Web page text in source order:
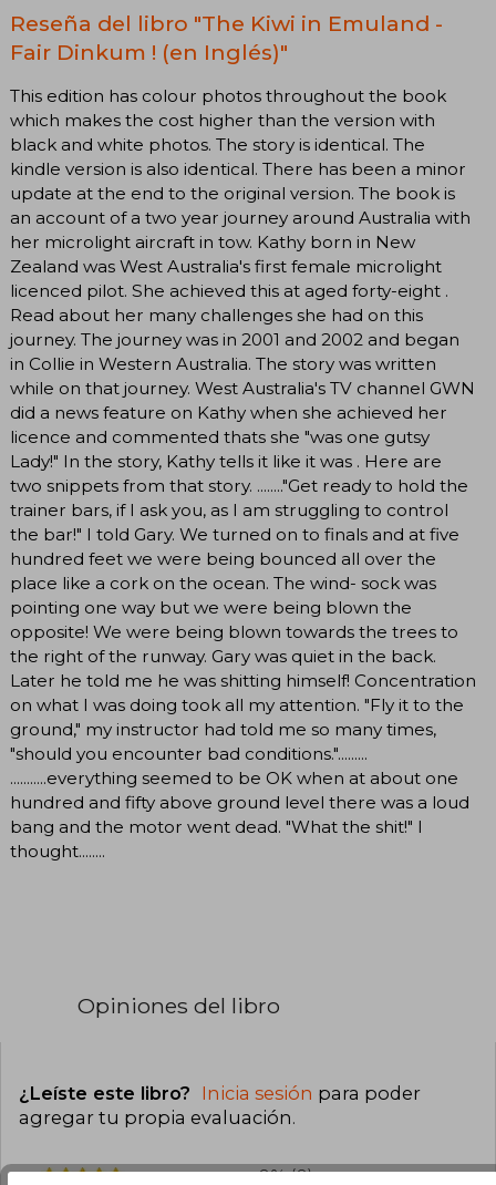
Reseña del libro "The Kiwi in Emuland -
Fair Dinkum ! (en Inglés)"
This edition has colour photos throughout the book
which makes the cost higher than the version with
black and white photos. The story is identical. The
kindle version is also identical. There has been a minor
update at the end to the original version. The book is
an account of a two year journey around Australia with
her microlight aircraft in tow. Kathy born in New
Zealand was West Australia's first female microlight
licenced pilot. She achieved this at aged forty-eight .
Read about her many challenges she had on this
journey. The journey was in 2001 and 2002 and began
in Collie in Western Australia. The story was written
while on that journey. West Australia's TV channel GWN
did a news feature on Kathy when she achieved her
licence and commented thats she "was one gutsy
Lady!" In the story, Kathy tells it like it was . Here are
two snippets from that story. ........"Get ready to hold the
trainer bars, if I ask you, as I am struggling to control
the bar!" I told Gary. We turned on to finals and at five
hundred feet we were being bounced all over the
place like a cork on the ocean. The wind- sock was
pointing one way but we were being blown the
opposite! We were being blown towards the trees to
the right of the runway. Gary was quiet in the back.
Later he told me he was shitting himself! Concentration
on what I was doing took all my attention. "Fly it to the
ground," my instructor had told me so many times,
"should you encounter bad conditions.".........
...........everything seemed to be OK when at about one
hundred and fifty above ground level there was a loud
bang and the motor went dead. "What the shit!" I
thought........
Opiniones del libro
¿Leíste este libro? Inicia sesión para poder
agregar tu propia evaluación.
0% (0)